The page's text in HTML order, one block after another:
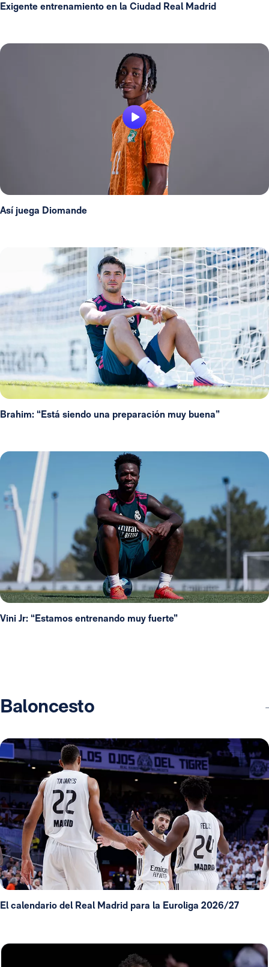
Exigente entrenamiento en la Ciudad Real Madrid
Así juega Diomande
Brahim: “Está siendo una preparación muy buena”
Vini Jr: “Estamos entrenando muy fuerte”
Baloncesto
El calendario del Real Madrid para la Euroliga 2026/27